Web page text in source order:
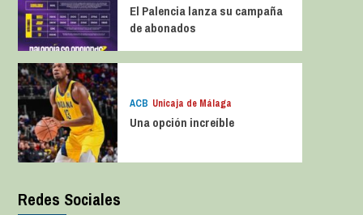
El Palencia lanza su campaña
de abonados
ACB Unicaja de Málaga
Una opción increíble
Redes Sociales